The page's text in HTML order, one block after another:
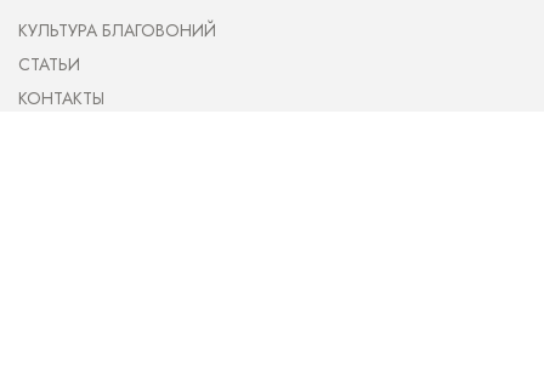
КУЛЬТУРА БЛАГОВОНИЙ
СТАТЬИ
КОНТАКТЫ